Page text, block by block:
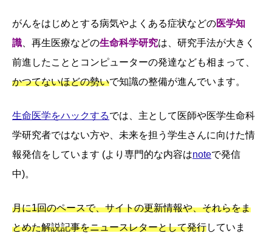
がんをはじめとする病気やよくある症状などの医学知
識 、再生医療などの生命科学研究は、研究手法が大きく
前進したこととコンピューターの発達なども相まって、
かつてないほどの勢いで知識の整備が進んでいます。
生命医学をハックするでは、主として医師や医学生命科
学研究者ではない方や、未来を担う学生さんに向けた情
報発信をしています (より専門的な内容はnoteで発信
中)。
月に1回のペースで、サイトの更新情報や、それらをま
とめた解説記事をニュースレターとして発行していま